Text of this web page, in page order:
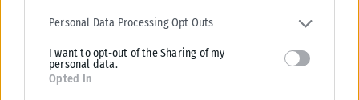
services and may gather and store information including but not
deny consent to Google and its third-party tags to use your data
for below specified purposes in below Google consent section.
Personal Data Processing Opt Outs
I want to opt-out of the Sharing of my
personal data.
Opted In